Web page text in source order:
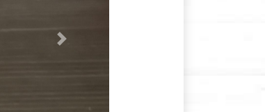
Next